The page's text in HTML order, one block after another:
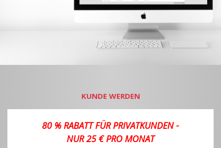
KUNDE WERDEN
80 % RABATT FÜR PRIVATKUNDEN -
NUR 25 € PRO MONAT